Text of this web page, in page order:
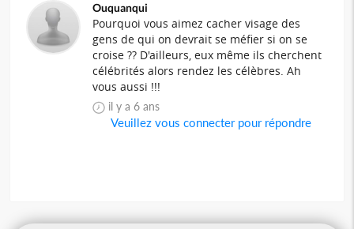
Ouquanqui
Pourquoi vous aimez cacher visage des
gens de qui on devrait se méfier si on se
croise ?? D'ailleurs, eux même ils cherchent
célébrités alors rendez les célèbres. Ah
vous aussi !!!
il y a 6 ans
Veuillez vous connecter pour répondre